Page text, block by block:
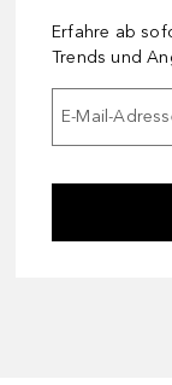
Erfahre ab
Trends und
E-Mail-